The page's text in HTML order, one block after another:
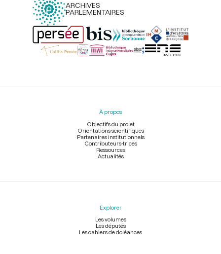
ARCHIVES
PARLEMENTAIRES
Menu
À propos
Objectifs du projet
Orientations scientifiques
Partenaires institutionnels
Contributeurs-trices
Ressources
Actualités
Explorer
Les volumes
Les députés
Les cahiers de doléances